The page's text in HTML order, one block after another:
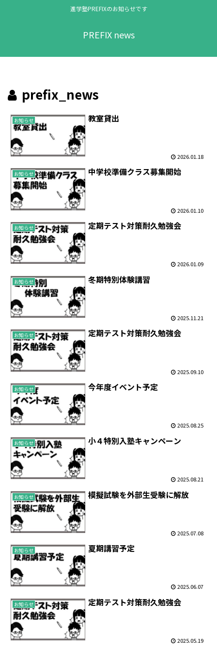
進学塾PREFIXのお知らせです
PREFIX news
prefix_news
お知らせ 教室貸出
2026.01.18
お知らせ 中学校準備クラス募集開始
2026.01.10
お知らせ 定期テスト対策耐久勉強会
2026.01.09
お知らせ 冬期特別体験講習
2025.11.21
お知らせ 定期テスト対策耐久勉強会
2025.09.10
お知らせ 今年度イベント予定
2025.08.25
お知らせ 小４特別入塾キャンペーン
2025.08.21
お知らせ 模擬試験を外部生受験に解放
2025.07.08
お知らせ 夏期講習予定
2025.06.07
お知らせ 定期テスト対策耐久勉強会
2025.05.19